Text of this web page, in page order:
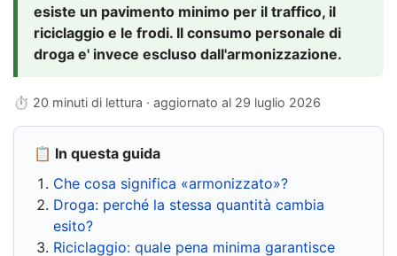
esiste un pavimento minimo per il traffico, il
riciclaggio e le frodi. Il consumo personale di
droga e' invece escluso dall'armonizzazione.
⏱ 20 minuti di lettura · aggiornato al 29 luglio 2026
📋 In questa guida
Che cosa significa «armonizzato»?
Droga: perché la stessa quantità cambia
esito?
Riciclaggio: quale pena minima garantisce